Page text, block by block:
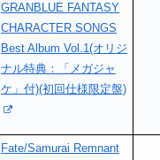
GRANBLUE FANTASY
CHARACTER SONGS
Best Album Vol.1(オリジ
ナル特典：「メガジャ
ケ」付)(初回仕様限定盤)
Fate/Samurai Remnant